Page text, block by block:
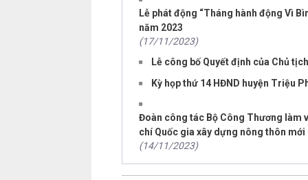
Lễ phát động “Tháng hành động Vì
năm 2023
(17/11/2023)
Lễ công bố Quyết định của Chủ
Kỳ họp thứ 14 HĐND huyện Triệu
Đoàn công tác Bộ Công Thương làm
chí Quốc gia xây dựng nông thôn
(14/11/2023)